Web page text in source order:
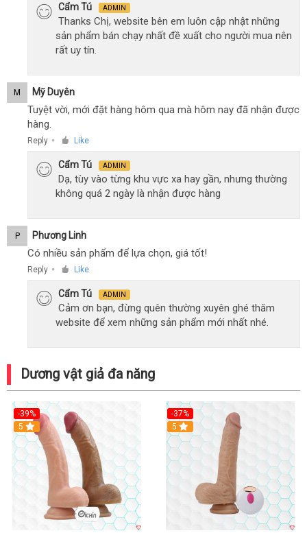
Cẩm Tú ADMIN
Thanks Chị, website bên em luôn cập nhật những
sản phẩm bán chạy nhất đề xuất cho người mua nên
rất uy tín.
M Mỹ Duyên
Tuyệt vời, mới đặt hàng hôm qua mà hôm nay đã nhận được
hàng.
Reply ● Like
Cẩm Tú ADMIN
Dạ, tùy vào từng khu vực xa hay gần, nhưng thường
không quá 2 ngày là nhận được hàng
P Phương Linh
Có nhiều sản phẩm để lựa chọn, giá tốt!
Reply ● Like
Cẩm Tú ADMIN
Cảm ơn bạn, đừng quên thường xuyên ghé thăm
website để xem những sản phẩm mới nhất nhé.
Dương vật giả đa năng
-39%
Hot
5
-37%
5